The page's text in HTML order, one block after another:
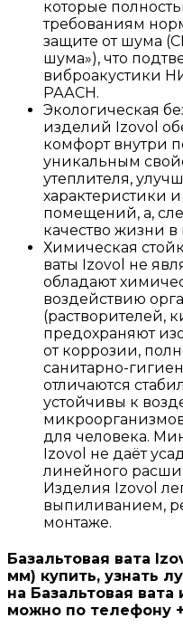
которые
требованиям
защите от шума
шума»), что
виброакустики
РААСН.
Экологическая
изделий Izovol
комфорт внутри
уникальным
утеплителя,
характеристики
помещений, а,
качество жизни в
Химическая
ваты Izovol не
обладают
воздействию
(растворителей,
предохраняют
от коррозии,
санитарно-
отличаются
устойчивы к
для человека.
Izovol не даёт
линейного
Изделия Izovol
выпиливанием,
монтаже.
Базальтовая вата
мм) купить, узнать
на Базальтовая
можно по телефону